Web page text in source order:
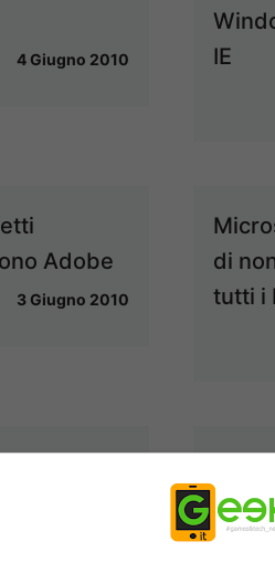
4 Giugno 2010
IE
Adobe
3 Giugno 2010
di
tutti i
malware
per
XP
gratis
prove